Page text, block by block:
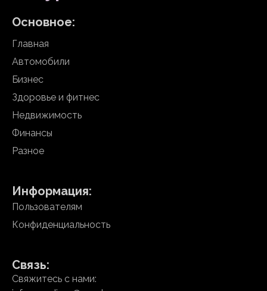
Основное:
Главная
Автомобили
Бизнес
Здоровье и фитнес
Недвижимость
Финансы
Разное
Информация:
Пользователям
Конфиденциальность
Связь:
Свяжитесь с нами: